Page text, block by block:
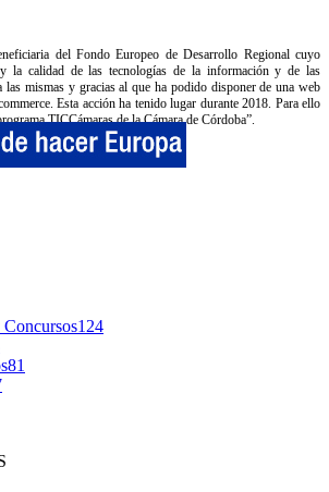
del Fondo Europeo de Desarrollo Regional cuyo
la calidad de las tecnologías de la información y de las
las mismas y gracias al que ha podido disponer de una web
Esta acción ha tenido lugar durante 2018. Para ello
TICCámaras de la Cámara de Córdoba”.
124
81